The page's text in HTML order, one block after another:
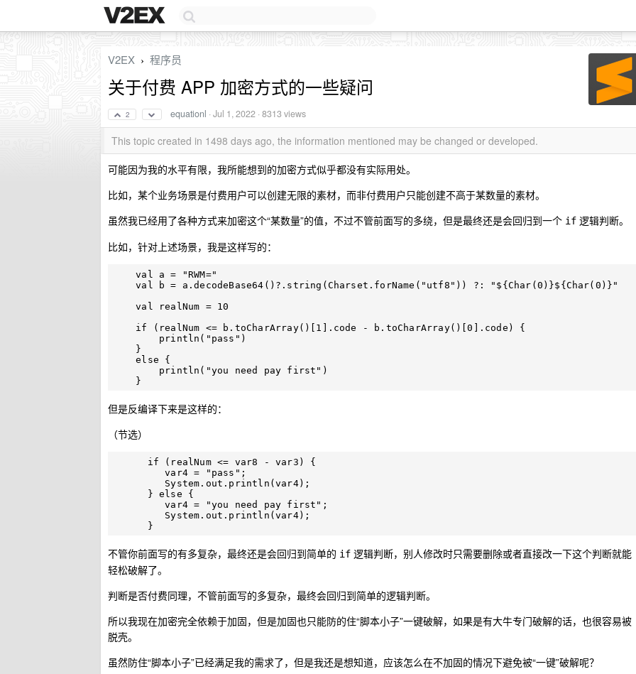
V2EX › 程序员
关于付费 APP 加密方式的一些疑问
2 equationl ·Jul 1, 2022 · 8313 views
This topic created in 1498 days ago, the information mentioned may be changed or developed.
可能因为我的水平有限，我所能想到的加密方式似乎都没有实际用处。
比如，某个业务场景是付费用户可以创建无限的素材，而非付费用户只能创建不高于某数量的素材。
虽然我已经用了各种方式来加密这个“某数量”的值，不过不管前面写的多绕，但是最终还是会回归到一个 if 逻辑判断。
比如，针对上述场景，我是这样写的：
    val a = "RWM="
    val b = a.decodeBase64()?.string(Charset.forName("utf8")) ?: "${Char(0)}${Char(0)}"
    val realNum = 10
    else {
但是反编译下来是这样的：
（节选）
         var4 = "pass";
         var4 = "you need pay first";
不管你前面写的有多复杂，最终还是会回归到简单的 if 逻辑判断，别人修改时只需要删除或者直接改一下这个判断就能
轻松破解了。
判断是否付费同理，不管前面写的多复杂，最终会回归到简单的逻辑判断。
所以我现在加密完全依赖于加固，但是加固也只能防的住“脚本小子”一键破解，如果是有大牛专门破解的话，也很容易被
脱壳。
虽然防住“脚本小子”已经满足我的需求了，但是我还是想知道，应该怎么在不加固的情况下避免被“一键”破解呢？